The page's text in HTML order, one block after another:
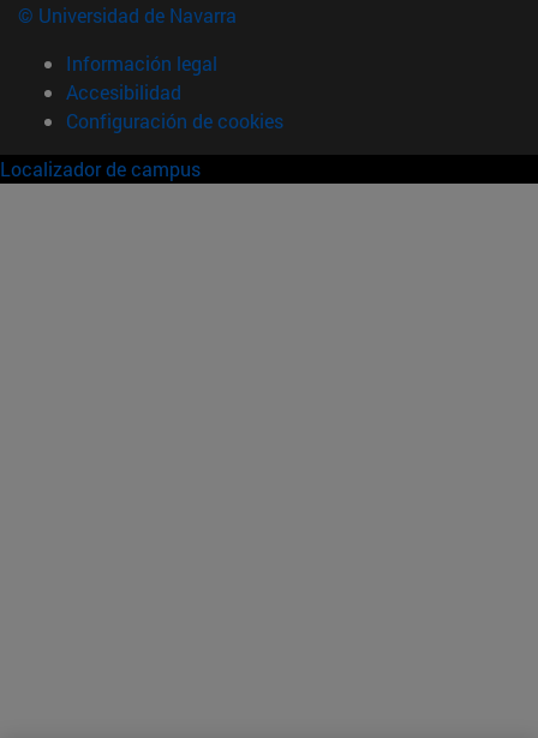
© Universidad de Navarra
Información legal
Accesibilidad
Configuración de cookies
Localizador de campus